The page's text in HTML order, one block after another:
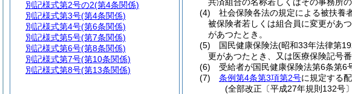
(4)
社会保険各法の規定による被扶養
被保険者若しくは組合員に変更があ
があつたとき。
(5)
国民健康保険法(昭和33年法律第
更があつたとき、又は医療保険記号
(6)
受給者が国民健康保険法第6条第6
(7)
条例第4条第3項第2号に規定する
(全部改正〔平成27年規則132号
別記様式第2号の2(第4条関係)
別記様式第3号(第4条関係)
別記様式第4号(第6条関係)
別記様式第5号(第7条関係)
別記様式第6号(第8条関係)
別記様式第7号(第10条関係)
別記様式第8号(第13条関係)